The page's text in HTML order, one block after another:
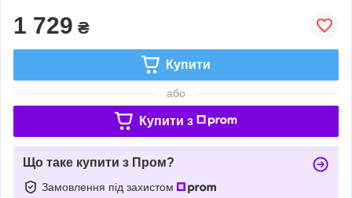
1 729 ₴
Купити
або
Купити з
Що таке купити з Пром?
Замовлення під захистом